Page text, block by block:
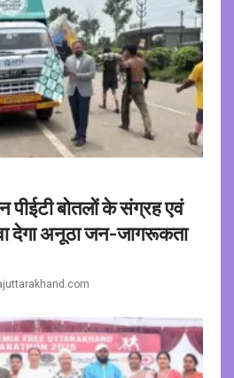
पीईटी बोतलों के संग्रह एवं
देगा अनूठा जन-जागरूकता